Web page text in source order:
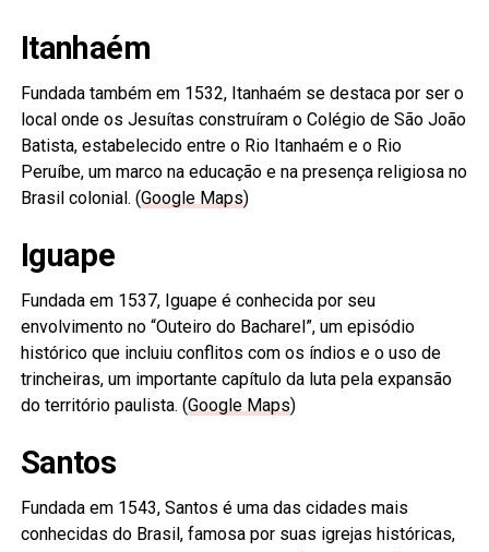
Itanhaém
Fundada também em 1532, Itanhaém se destaca por ser o
local onde os Jesuítas construíram o Colégio de São João
Batista, estabelecido entre o Rio Itanhaém e o Rio
Peruíbe, um marco na educação e na presença religiosa no
Brasil colonial. (Google Maps)
Iguape
Fundada em 1537, Iguape é conhecida por seu
envolvimento no “Outeiro do Bacharel”, um episódio
histórico que incluiu conflitos com os índios e o uso de
trincheiras, um importante capítulo da luta pela expansão
do território paulista. (Google Maps)
Santos
Fundada em 1543, Santos é uma das cidades mais
conhecidas do Brasil, famosa por suas igrejas históricas,